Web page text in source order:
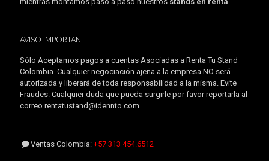
AVISO IMPORTANTE
Sólo Aceptamos pagos a cuentas Asociadas a Renta Tu Stand
Colombia. Cualquier negociación ajena a la empresa NO será
autorizada y liberará de toda responsabilidad a la misma. Evite
Fraudes. Cualquier duda que pueda surgirle por favor reportarla al
correo rentatustand@idennto.com.
Ventas Colombia:+57 313 454.6512